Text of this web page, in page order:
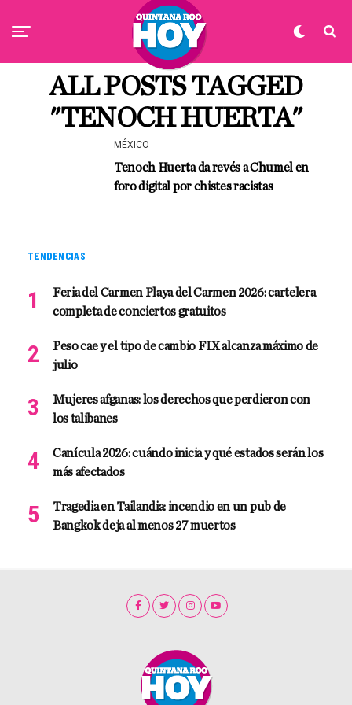
ALL POSTS TAGGED
"TENOCH HUERTA"
MÉXICO
Tenoch Huerta da revés a Chumel en
foro digital por chistes racistas
TENDENCIAS
Feria del Carmen Playa del Carmen 2026: cartelera
completa de conciertos gratuitos
Peso cae y el tipo de cambio FIX alcanza máximo de
julio
Mujeres afganas: los derechos que perdieron con
los talibanes
Canícula 2026: cuándo inicia y qué estados serán los
más afectados
Tragedia en Tailandia: incendio en un pub de
Bangkok deja al menos 27 muertos